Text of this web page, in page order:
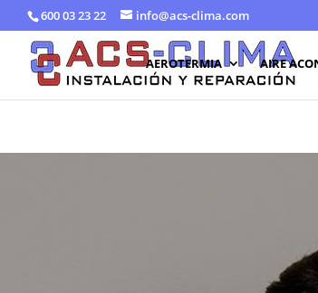
600 03 23 22 info@acs-clima.com
AEROTERMIA AIRE